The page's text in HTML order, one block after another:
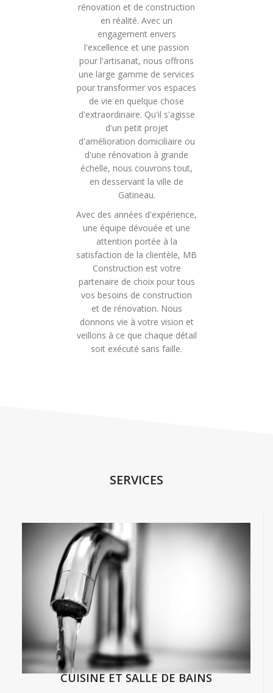
rénovation et de construction
en réalité. Avec un
engagement envers
l'excellence et une passion
pour l'artisanat, nous offrons
une large gamme de services
pour transformer vos espaces
de vie en quelque chose
d'extraordinaire. Qu'il s'agisse
d'un petit projet
d'amélioration domiciliaire ou
d'une rénovation à grande
échelle, nous couvrons tout,
en desservant la ville de
Gatineau.
Avec des années d'expérience,
une équipe dévouée et une
attention portée à la
satisfaction de la clientèle, MB
Construction est votre
partenaire de choix pour tous
vos besoins de construction
et de rénovation. Nous
donnons vie à votre vision et
veillons à ce que chaque détail
soit exécuté sans faille.
SERVICES
CUISINE ET SALLE DE BAINS